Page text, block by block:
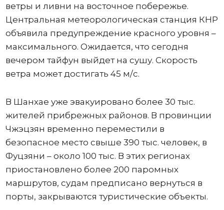
ветры и ливни на восточное побережье.
Центральная метеорологическая станция КНР
объявила предупреждение красного уровня –
максимального. Ожидается, что сегодня
вечером тайфун выйдет на сушу. Скорость
ветра может достигать 45 м/с.
В Шанхае уже эвакуировано более 30 тыс.
жителей прибрежных районов. В провинции
Чжэцзян временно переместили в
безопасное место свыше 390 тыс. человек, в
Фуцзяни – около 100 тыс. В этих регионах
приостановлено более 200 паромных
маршрутов, судам предписано вернуться в
порты, закрываются туристические объекты.